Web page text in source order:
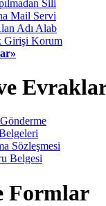
Sili
Mail Servi
Adı Alab
Girişi Korum
Sözleşmesi
Belgesi
Formlar